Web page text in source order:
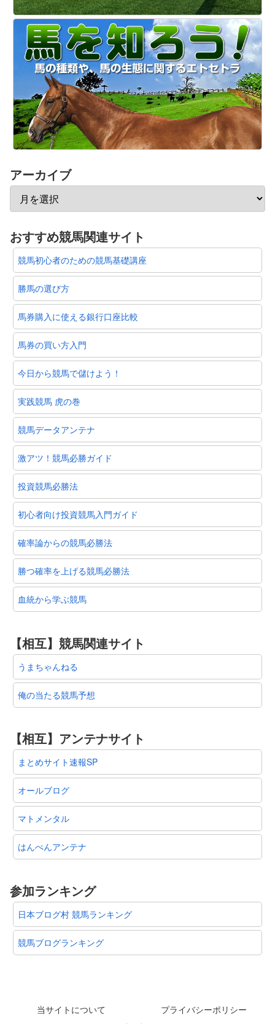
アーカイブ
おすすめ競馬関連サイト
競馬初心者のための競馬基礎講座
勝馬の選び方
馬券購入に使える銀行口座比較
馬券の買い方入門
今日から競馬で儲けよう！
実践競馬 虎の巻
競馬データアンテナ
激アツ！競馬必勝ガイド
投資競馬必勝法
初心者向け投資競馬入門ガイド
確率論からの競馬必勝法
勝つ確率を上げる競馬必勝法
血統から学ぶ競馬
【相互】競馬関連サイト
うまちゃんねる
俺の当たる競馬予想
【相互】アンテナサイト
まとめサイト速報SP
オールブログ
マトメンタル
はんぺんアンテナ
参加ランキング
日本ブログ村 競馬ランキング
競馬ブログランキング
当サイトについて
プライバシーポリシー